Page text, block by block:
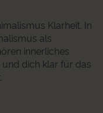
Klarheit. In
als
innerliches
dich klar für das